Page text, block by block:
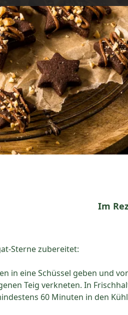
Im
Sterne zubereitet:
in eine Schüssel geben und
Teig verkneten. In
60 Minuten in den